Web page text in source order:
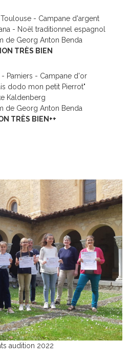
- Campane d'argent
- Noël traditionnel espagnol
de Georg Anton Benda
TRÈS BIEN
- Pamiers - Campane d'or
dodo mon petit Pierrot"
Kaldenberg
de Georg Anton Benda
TRÈS BIEN++
audition 2022